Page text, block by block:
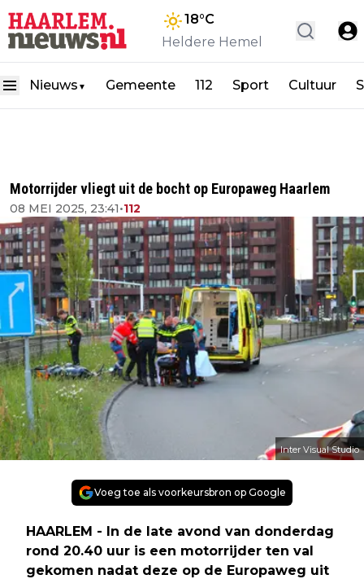
18°C
Heldere Hemel
Nieuws ▼ Gemeente 112 Sport Cultuur
Motorrijder vliegt uit de bocht op Europaweg Haarlem
08 MEI 2025, 23:41•112
Inter Visual Studio
Voeg toe als voorkeursbron op Google
HAARLEM - In de late avond van donderdag
rond 20.40 uur is een motorrijder ten val
gekomen nadat deze op de Europaweg uit